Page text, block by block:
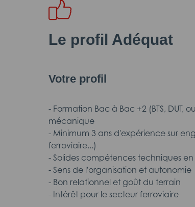
Le profil Adéquat
Votre profil
- Formation Bac à Bac +2 (BTS, DUT,
mécanique
- Minimum 3 ans d'expérience sur
ferroviaire...)
- Solides compétences techniques
- Sens de l'organisation et autonomie
- Bon relationnel et goût du terrain
- Intérêt pour le secteur ferroviaire